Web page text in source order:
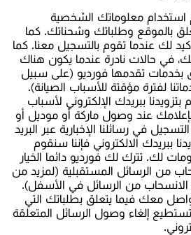
معلوماتك الشخصية
بالموقع وطلباتك وشحناتك. كما
لك عندما تقوم بالتسجيل معنا. كما
في حالات نادرة عندما يكون هناك
بخدمات تقدمها فورديو (على سبيل
لفترة مؤقتة للأسباب الصيانة).
ببريدك الإلكتروني لأسباب
عند وصول ماركة أو موديل أو
في رسائلنا الإخبارية عبر البريد
ببريدك الالكتروني فإننا سنقوم
لك. تترك لك فورديو دائما الخيار
من الرسائل المستقبلية (لمزيد من
الانسحاب من الرسائل في الأسفل).
معك فيما يتعلق بطلباتك التي
إلغاء وصول الرسائل المتعلقة